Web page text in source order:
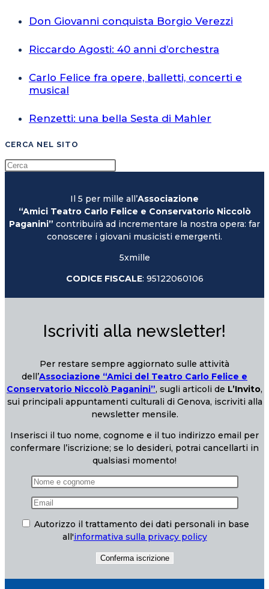
Don Giovanni conquista Borgio Verezzi
Riccardo Agosti: 40 anni d’orchestra
Carlo Felice fra opere, balletti, concerti e
musical
Renzetti: una bella Sesta di Mahler
CERCA NEL SITO
Il 5 per mille all’Associazione
“Amici Teatro Carlo Felice e Conservatorio Niccolò
Paganini” contribuirà ad incrementare la nostra opera: far
conoscere i giovani musicisti emergenti.
5xmille
CODICE FISCALE: 95122060106
Iscriviti alla newsletter!
Per restare sempre aggiornato sulle attività
dell’Associazione “Amici del Teatro Carlo Felice e
Conservatorio Niccolò Paganini”, sugli articoli de L’Invito,
sui principali appuntamenti culturali di Genova, iscriviti alla
newsletter mensile.
Inserisci il tuo nome, cognome e il tuo indirizzo email per
confermare l’iscrizione; se lo desideri, potrai cancellarti in
qualsiasi momento!
Autorizzo il trattamento dei dati personali in base
all'informativa sulla privacy policy